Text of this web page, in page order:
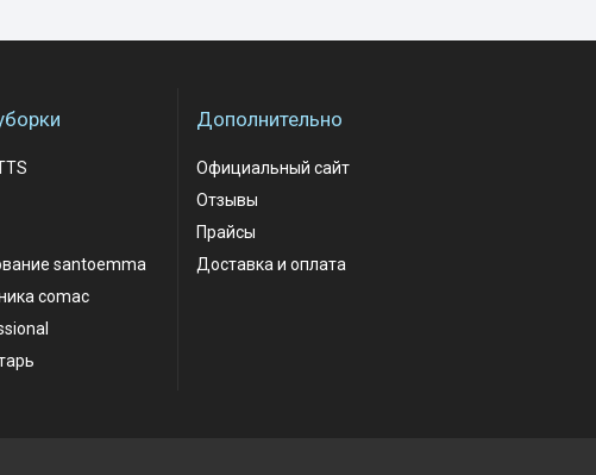
santoemma
comac
Дополнительно
Официальный сайт
Отзывы
Прайсы
Доставка и оплата